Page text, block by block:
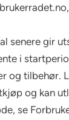
senere gir
i
og tilbehør.
og kan
se